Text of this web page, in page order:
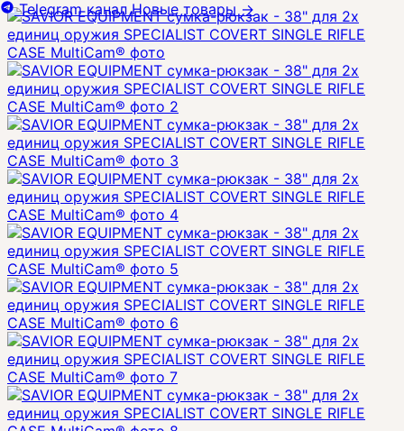
Telegram канал Новые товары→